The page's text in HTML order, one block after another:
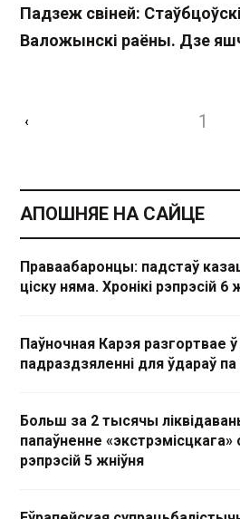
Падзеж свіней:
Валожынскі раёны. Дзе
‹ 1
АПОШНЯЕ НА САЙЦЕ
Праваабаронцы: падстаў
ціску няма. Хронікі рэпрэсій 6
Паўночная Карэя разгортвае
падраздзяленні для ўдараў па
Больш за 2 тысячы
папаўненне «экстрэмісцкага»
рэпрэсій 5 жніўня